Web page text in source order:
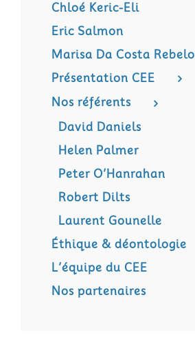
Chloé Keric-Eli
Eric Salmon
Marisa Da Costa Rebelo
Présentation CEE
Nos référents
David Daniels
Helen Palmer
Peter O’Hanrahan
Robert Dilts
Laurent Gounelle
Éthique & déontologie
L’équipe du CEE
Nos partenaires